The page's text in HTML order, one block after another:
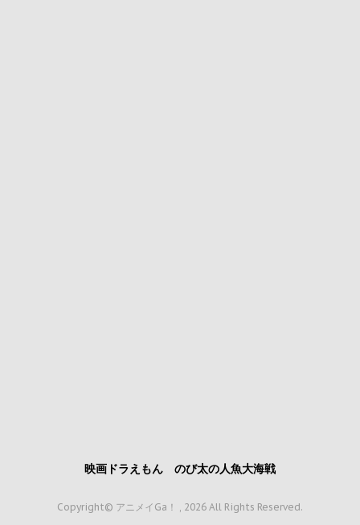
映画ドラえもん のび太の人魚大海戦
Copyright© アニメイGa！ , 2026 All Rights Reserved.